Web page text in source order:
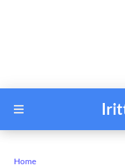
Home